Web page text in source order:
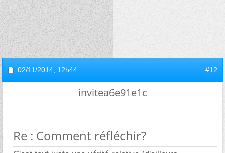
02/11/2014, 12h44 #12
invitea6e91e1c
Re : Comment réfléchir?